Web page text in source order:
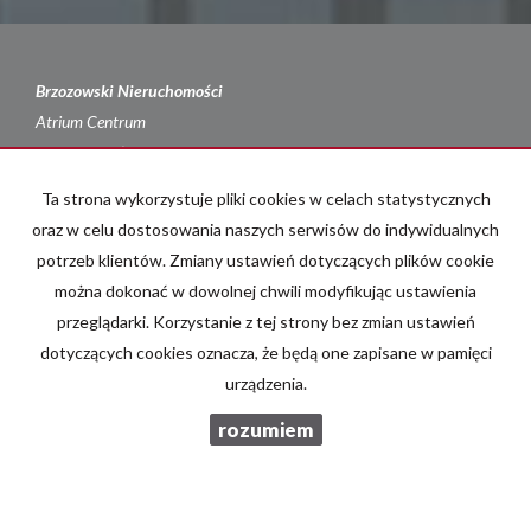
Brzozowski Nieruchomości
Atrium Centrum
al. Jana Pawła II 27
tel. 605 870 120
Mieszkaniana wynajem
Domy na wynajem
Lokalena wynajem
na wynajem
Ta strona wykorzystuje pliki cookies w celach statystycznych
oraz w celu dostosowania naszych serwisów do indywidualnych
potrzeb klientów. Zmiany ustawień dotyczących plików cookie
można dokonać w dowolnej chwili modyfikując ustawienia
przeglądarki. Korzystanie z tej strony bez zmian ustawień
dotyczących cookies oznacza, że będą one zapisane w pamięci
urządzenia.
rozumiem